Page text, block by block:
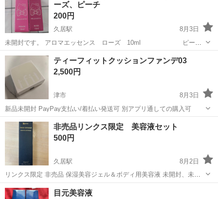
ーズ、ピーチ
200円
久居駅
8月3日
未開封です。 アロマエッセンス ローズ 10ml ピー
チ 10ml
三重 津市 香水
ティーフィットクッションファンデ03
2,500円
津市
8月3日
新品未開封 PayPay支払い/着払い発送可 別アプリ通しての購入可
三重 津市 化粧品 新品
非売品リンクス限定 美容液セット
500円
久居駅
8月2日
リンクス限定 非売品 保湿美容ジェル＆ボディ用美容液 未開封、未使
用品 2年前の品ですので、品質保証はできかねます。 自宅取引
三重 津市 久居駅 スキンケア
目元美容液